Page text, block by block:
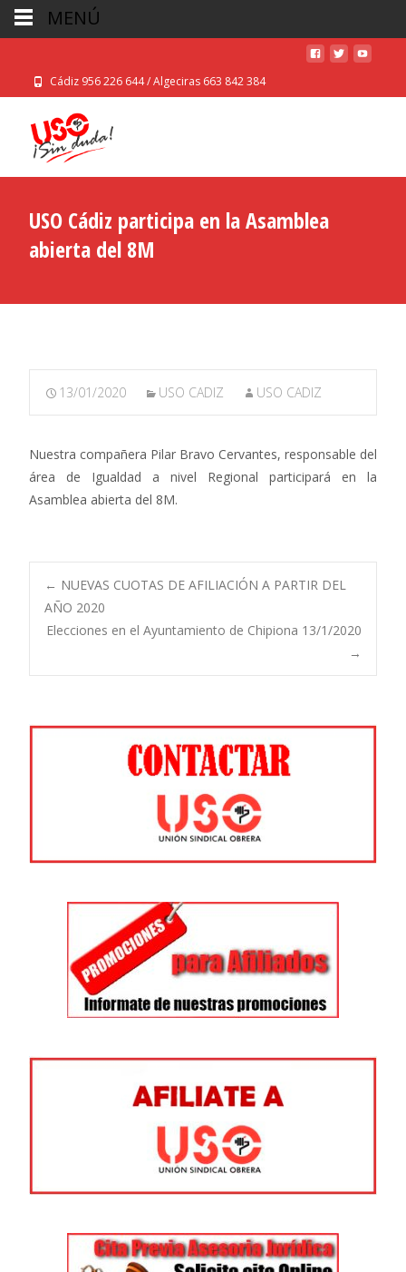
Cádiz 956 226 644 / Algeciras 663 842 384
USO Cádiz participa en la Asamblea
abierta del 8M
13/01/2020 USO CADIZ USO CADIZ
Nuestra compañera Pilar Bravo Cervantes, responsable del
área de Igualdad a nivel Regional participará en la
Asamblea abierta del 8M.
Navegación
entradas
← NUEVAS CUOTAS DE AFILIACIÓN A PARTIR DEL
AÑO 2020
Elecciones en el Ayuntamiento de Chipiona 13/1/2020
→
MENÚ